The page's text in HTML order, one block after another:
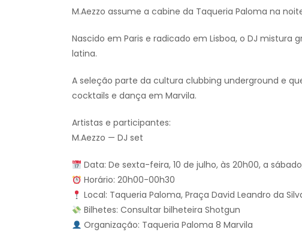
M.Aezzo assume a cabine da Taqueria Paloma na
Nascido em Paris e radicado em Lisboa, o DJ
latina.
A seleção parte da cultura clubbing underground e
cocktails e dança em Marvila.
Artistas e participantes:
M.Aezzo — DJ set
Data: De sexta-feira, 10 de julho, às 20h00, a
Horário: 20h00-00h30
Local: Taqueria Paloma, Praça David Leandro da
Bilhetes: Consultar bilheteira Shotgun
Organização: Taqueria Paloma 8 Marvila